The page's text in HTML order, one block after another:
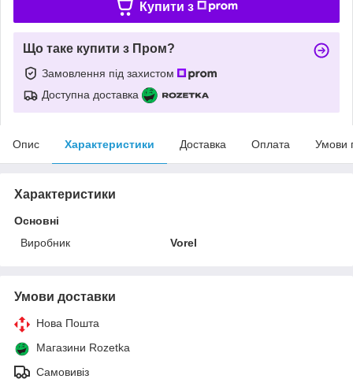
Купити з
Що таке купити з Пром?
Замовлення під захистом
Доступна доставка
Опис Характеристики Доставка Оплата Умови
Характеристики
Основні
Виробник
Vorel
Умови доставки
Нова Пошта
Магазини Rozetka
Самовивіз